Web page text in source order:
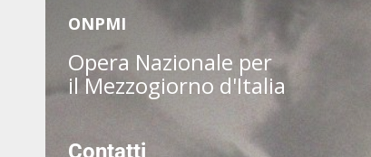
ONPMI
Opera Nazionale per
il Mezzogiorno d'Italia
Contatti